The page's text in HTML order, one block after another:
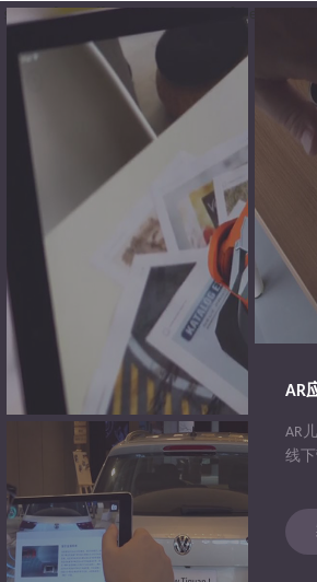
$widget["vars"]["news_category_id"] =
AR
AR
线下